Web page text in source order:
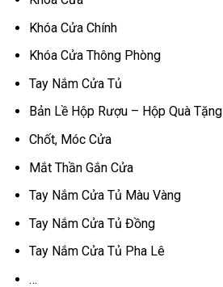
Khóa Cửa Chính
Khóa Cửa Thông Phòng
Tay Nắm Cửa Tủ
Bản Lề Hộp Rượu – Hộp Quà Tặng
Chốt, Móc Cửa
Mắt Thần Gắn Cửa
Tay Nắm Cửa Tủ Màu Vàng
Tay Nắm Cửa Tủ Đồng
Tay Nắm Cửa Tủ Pha Lê
…